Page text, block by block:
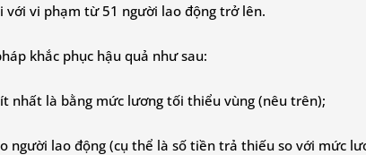
với vi phạm từ 51 người lao động trở lên.
khắc phục hậu quả như sau:
nhất là bằng mức lương tối thiểu vùng (nêu trên);
người lao động (cụ thể là số tiền trả thiếu so với mức